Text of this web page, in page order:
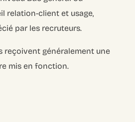
relation-client et usage,
par les recruteurs.
reçoivent généralement une
mis en fonction.